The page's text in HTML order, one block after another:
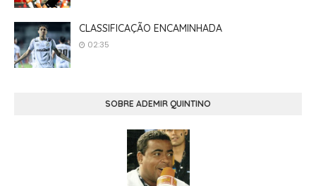
CLASSIFICAÇÃO ENCAMINHADA
02:35
SOBRE ADEMIR QUINTINO